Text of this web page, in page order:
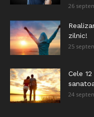
26
zilnic!
25
Cele
24